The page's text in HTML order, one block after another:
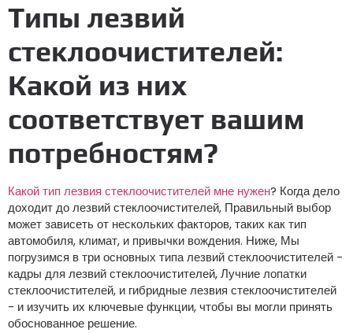
Типы лезвий
стеклоочистителей:
Какой из них
соответствует вашим
потребностям?
Какой тип лезвия стеклоочистителей мне нужен? Когда дело
доходит до лезвий стеклоочистителей, Правильный выбор
может зависеть от нескольких факторов, таких как тип
автомобиля, климат, и привычки вождения. Ниже, Мы
погрузимся в три основных типа лезвий стеклоочистителей -
кадры для лезвий стеклоочистителей, Лучние лопатки
стеклоочистителей, и гибридные лезвия стеклоочистителей
- и изучить их ключевые функции, чтобы вы могли принять
обоснованное решение.